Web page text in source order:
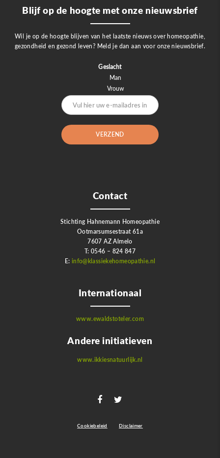
Contact
Stichting Hahnemann Homeopathie
Ootmarsumsestraat 61a
7607 AZ Almelo
T: 0546 – 824 847
E: info@klassiekehomeopathie.nl
Internationaal
www.ewaldstoteler.com
Andere initiatieven
www.ikkiesnatuurlijk.nl
Cookiebeleid Disclaimer
Blijf op de hoogte met onze nieuwsbrief
Wil je op de hoogte blijven van het laatste nieuws over homeopathie,
gezondheid en gezond leven? Meld je dan aan voor onze nieuwsbrief.
Geslacht
Man
Vrouw